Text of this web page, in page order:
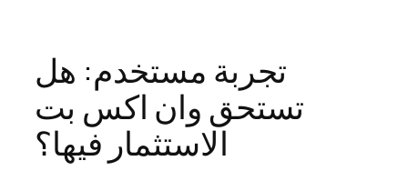
تجربة مستخدم: هل
تستحق وان اكس بت
الاستثمار فيها؟